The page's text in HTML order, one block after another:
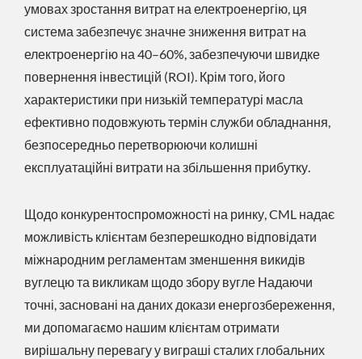
умовах зростання витрат на електроенергію, ця
система забезпечує значне зниження витрат на
електроенергію на 40–60%, забезпечуючи швидке
повернення інвестицій (ROI). Крім того, його
характеристики при низькій температурі масла
ефективно подовжують термін служби обладнання,
безпосередньо перетворюючи колишні
експлуатаційні витрати на збільшення прибутку.
Щодо конкурентоспроможності на ринку, CML надає
можливість клієнтам безперешкодно відповідати
міжнародним регламентам зменшення викидів
вуглецю та викликам щодо збору вугле Надаючи
точні, засновані на даних докази енергозбереження,
ми допомагаємо нашим клієнтам отримати
вирішальну перевагу у виграші сталих глобальних